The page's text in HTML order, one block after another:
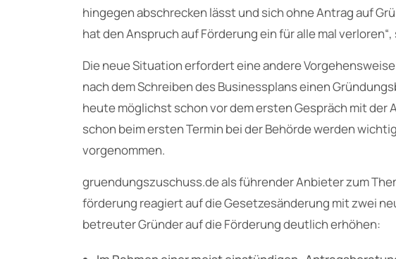
hingegen abschrecken lässt und sich ohne Antrag auf
hat den Anspruch auf Förderung ein für alle mal
Die neue Situation erfordert eine andere
nach dem Schreiben des Businessplans einen
heute möglichst schon vor dem ersten Gespräch mit der
schon beim ersten Termin bei der Behörde werden
vorgenommen.
gruendungszuschuss.de als führender Anbieter zum
förderung reagiert auf die Gesetzesänderung mit zwei
betreuter Gründer auf die Förderung deutlich erhöhen: